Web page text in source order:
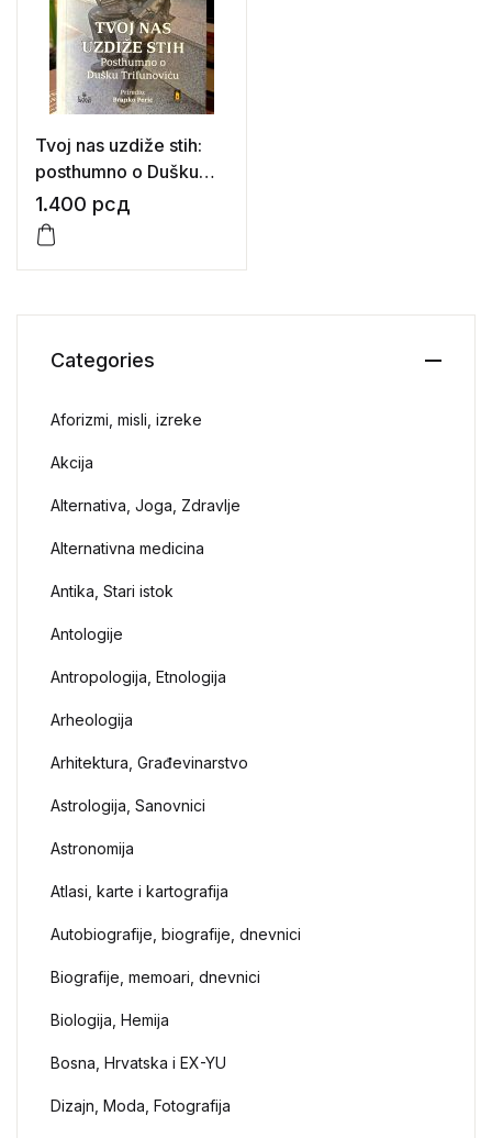
Tvoj nas uzdiže stih:
posthumno o Dušku
Trifunoviću (priredio:
Branko Perić)
1.400 рсд
Categories
Aforizmi, misli, izreke
Akcija
Alternativa, Joga, Zdravlje
Alternativna medicina
Antika, Stari istok
Antologije
Antropologija, Etnologija
Arheologija
Arhitektura, Građevinarstvo
Astrologija, Sanovnici
Astronomija
Atlasi, karte i kartografija
Autobiografije, biografije, dnevnici
Biografije, memoari, dnevnici
Biologija, Hemija
Bosna, Hrvatska i EX-YU
Dizajn, Moda, Fotografija